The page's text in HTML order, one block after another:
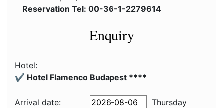
Reservation Tel: 00-36-1-2279614
Enquiry
Hotel:
✔️ Hotel Flamenco Budapest ****
Arrival date: Thursday